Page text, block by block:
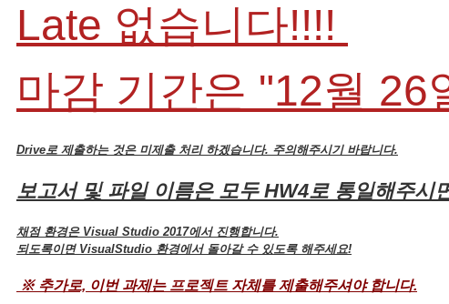
Late 없습니다!!!!
마감 기간은 "12월 26
Drive로 제출하는 것은 미제출 처리 하겠습니다. 주의해주시기 바랍니다.
보고서 및 파일 이름은 모두 HW4로 통일해주시
채점 환경은 Visual Studio 2017에서 진행합니다.
되도록이면 VisualStudio 환경에서 돌아갈 수 있도록 해주세요!
※ 추가로, 이번 과제는 프로젝트 자체를 제출해주셔야 합니다.